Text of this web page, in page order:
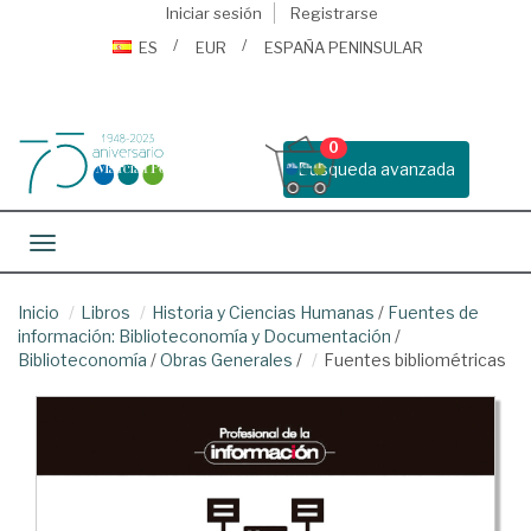
Iniciar sesión
Registrarse
ES
EUR ESPAÑA PENINSULAR
Busqueda avanzada
0
Toggle navigation
Inicio Libros Historia y Ciencias Humanas / Fuentes de
información: Biblioteconomía y Documentación /
Biblioteconomía /Obras Generales / Fuentes bibliométricas